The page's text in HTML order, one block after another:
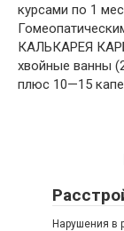
курсами по 1
КАЛЬКАРЕЯ
хвойные ванны
плюс 10—15
Нарушения в